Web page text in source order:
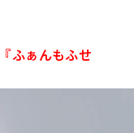
『ふぁんもふせ